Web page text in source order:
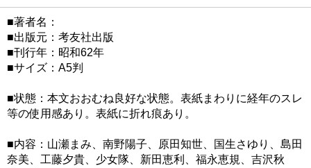
■著者名：
■出版元：考友社出版
■刊行年：昭和62年
■サイズ：A5判
■状態：本文おおむね良好な状態。表紙まわりに経年のスレ
等の使用感あり。表紙に折れ痕あり。
■内容：山瀬まみ、南野陽子、原田知世、国生さゆり、島田
奈美、工藤夕貴、少女隊、新田恵利、福永恵規、吉沢秋